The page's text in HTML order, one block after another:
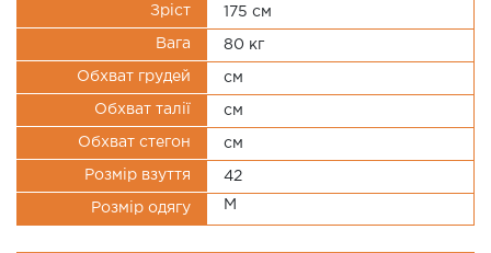
Зріст 175 см
Вага 80 кг
Обхват грудей см
Обхват талії см
Обхват стегон см
Розмір взуття 42
Розмір одягу M